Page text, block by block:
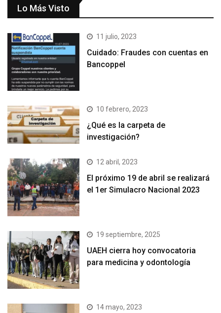
Lo Más Visto
11 julio, 2023
Cuidado: Fraudes con cuentas en
Bancoppel
10 febrero, 2023
¿Qué es la carpeta de
investigación?
12 abril, 2023
El próximo 19 de abril se realizará
el 1er Simulacro Nacional 2023
19 septiembre, 2025
UAEH cierra hoy convocatoria
para medicina y odontología
14 mayo, 2023